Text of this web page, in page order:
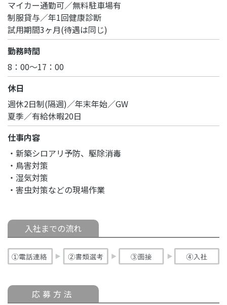
マイカー通勤可／無料駐車場有
制服貸与／年1回健康診断
試用期間3ヶ月(待遇は同じ)
勤務時間
8：00～17：00
休日
週休2日制(隔週)／年末年始／GW
夏季／有給休暇20日
仕事内容
・新築シロアリ予防、駆除消毒
・鳥害対策
・湿気対策
・害虫対策などの現場作業
入社までの流れ
応募方法